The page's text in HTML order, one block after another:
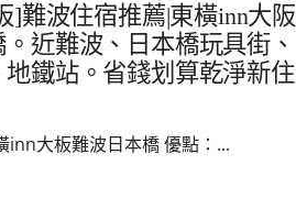
]難波住宿推薦|東橫inn大阪
近難波、日本橋玩具街、
地鐵站。省錢划算乾淨新住
inn大板難波日本橋 優點：...